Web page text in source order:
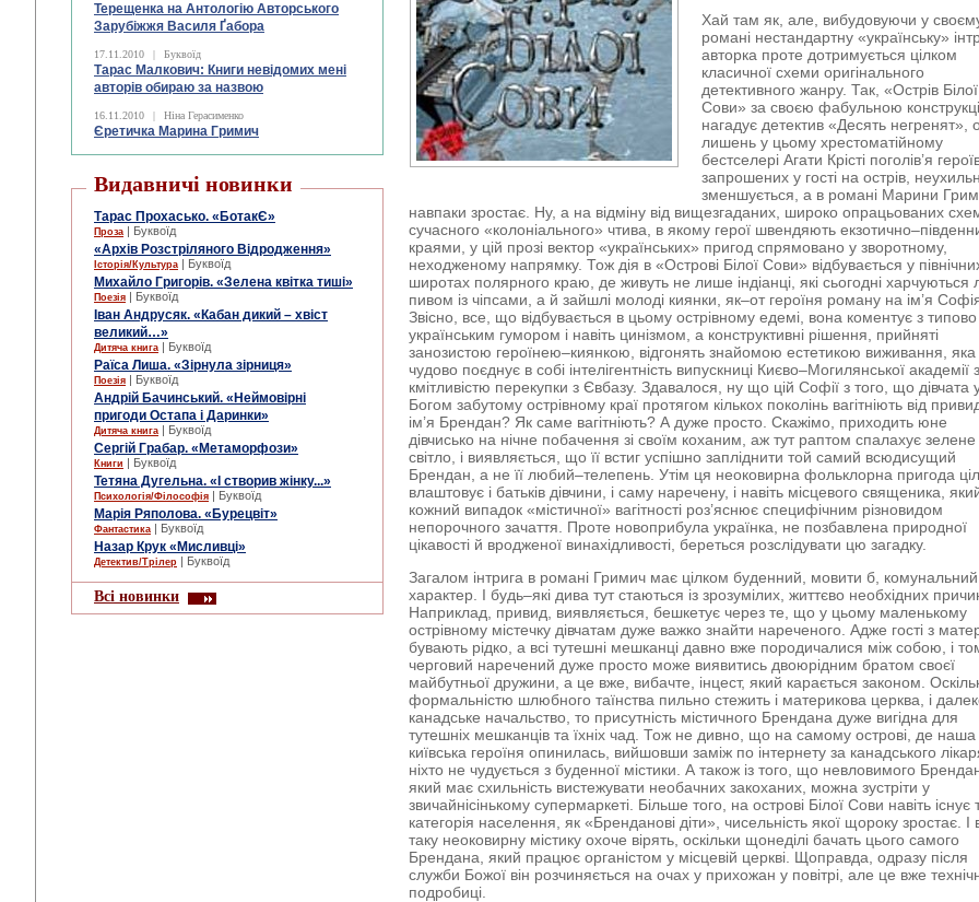
Терещенка на Антологію Авторського
Зарубіжжя Василя Ґабора
17.11.2010 | Буквоїд
Тарас Малкович: Книги невідомих мені
авторів обираю за назвою
16.11.2010 | Ніна Герасименко
Єретичка Марина Гримич
Видавничі новинки
Тарас Прохасько. «БотакЄ»
Проза | Буквоїд
«Архів Розстріляного Відродження»
Історія/Культура | Буквоїд
Михайло Григорів. «Зелена квітка тиші»
Поезія | Буквоїд
Іван Андрусяк. «Кабан дикий – хвіст
великий…»
Дитяча книга | Буквоїд
Раїса Лиша. «Зірнула зірниця»
Поезія | Буквоїд
Андрій Бачинський. «Неймовірні
пригоди Остапа і Даринки»
Дитяча книга | Буквоїд
Сергій Грабар. «Метаморфози»
Книги | Буквоїд
Тетяна Дугельна. «І створив жінку...»
Психологія/Філософія | Буквоїд
Марія Ряполова. «Бурецвіт»
Фантастика | Буквоїд
Назар Крук «Мисливці»
Детектив/Трілер | Буквоїд
Всі новинки
Хай там як, але, вибудовуючи у
романі нестандартну «українську»
авторка проте дотримується цілком
класичної схеми оригінального
детективного жанру. Так, «Острів Білої
Сови» за своєю фабульною
нагадує детектив «Десять негренят»,
лишень у цьому хрестоматійному
бестселері Агати Крісті поголів’я
запрошених у гості на острів,
зменшується, а в романі Марини
навпаки зростає. Ну, а на відміну від вищезгаданих, широко опрацьованих
сучасного «колоніального» чтива, в якому герої швендяють
краями, у цій прозі вектор «українських» пригод спрямовано у зворотному,
неходженому напрямку. Тож дія в «Острові Білої Сови» відбувається у
широтах полярного краю, де живуть не лише індіанці, які сьогодні харчуються
пивом із чіпсами, а й зайшлі молоді киянки, як–от героїня роману на ім’я
Звісно, все, що вiдбувається в цьому острівному едемі, вона коментує з типово
українським гумором і навіть цинізмом, а конструктивні рішення, прийняті
занозистою героїнею–киянкою, відгонять знайомою естетикою виживання, яка
чудово поєднує в собі інтелігентність випускниці Києво–Могилянської академії з
кмітливістю перекупки з Євбазу. Здавалося, ну що цій Софії з того, що дівчата
Богом забутому острівному краї протягом кількох поколінь вагітніють від
ім’я Брендан? Як саме вагітніють? А дуже просто. Скажімо, приходить юне
дівчисько на нічне побачення зi своїм коханим, аж тут раптом спалахує зелене
світло, і виявляється, що її встиг успішно запліднити той самий всюдисущий
Брендан, а не її любий–телепень. Утім ця неоковирна фольклорна пригода
влаштовує і батьків дівчини, і саму наречену, і навіть місцевого священика,
кожний випадок «містичної» вагітності роз’яснює специфічним різновидом
непорочного зачаття. Проте новоприбула українка, не позбавлена природної
цікавості й вродженої винахідливості, береться розслідувати цю загадку.
Загалом інтрига в романі Гримич має цілком буденний, мовити б, комунальний
характер. І будь–які дива тут стаються із зрозумілих, життєво необхідних
Наприклад, привид, виявляється, бешкетує через те, що у цьому маленькому
острівному містечку дівчатам дуже важко знайти нареченого. Адже гості з
бувають рідко, а всі тутешні мешканці давно вже породичалися між собою, і
черговий наречений дуже просто може виявитись двоюрідним братом своєї
майбутньої дружини, а це вже, вибачте, інцест, який карається законом.
формальністю шлюбного таїнства пильно стежить і материкова церква, і
канадське начальство, то присутність містичного Брендана дуже вигідна для
тутешніх мешканців та їхніх чад. Тож не дивно, що на самому острові, де наша
київська героїня опинилась, вийшовши заміж по iнтернету за канадського
ніхто не чудується з буденної містики. А також із того, що невловимого
який має схильність вистежувати необачних закоханих, можна зустріти у
звичайнісінькому супермаркеті. Більше того, на острові Білої Сови навіть існує
категорія населення, як «Бренданові діти», чисельність якої щороку зростає. І
таку неоковирну містику охоче вірять, оскільки щонеділі бачать цього самого
Брендана, який працює органістом у місцевій церкві. Щоправда, одразу після
служби Божої він розчиняється на очах у прихожан у повітрі, але це вже
подробиці.